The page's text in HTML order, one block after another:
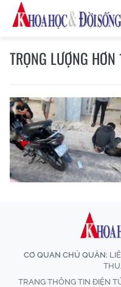
TRỌNG LƯỢNG
CƠ QUAN CHỦ QUẢN:
TRANG THÔNG TIN ĐIỆN